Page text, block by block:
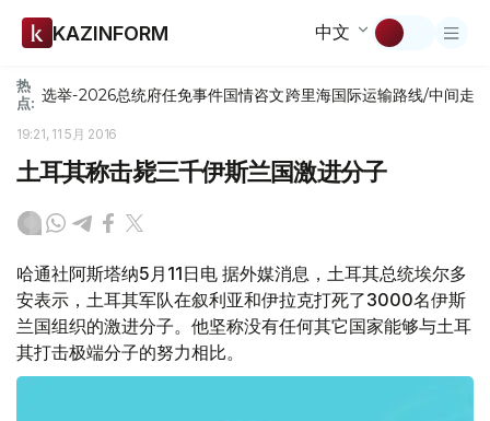
KAZINFORM 中文
热
点: 选举-2026总统府任免事件国情咨文跨里海国际运输路线/中间走廊
19:21, 11 5月 2016
土耳其称击毙三千伊斯兰国激进分子
哈通社阿斯塔纳5月11日电 据外媒消息，土耳其总统埃尔多
安表示，土耳其军队在叙利亚和伊拉克打死了3000名伊斯
兰国组织的激进分子。他坚称没有任何其它国家能够与土耳
其打击极端分子的努力相比。